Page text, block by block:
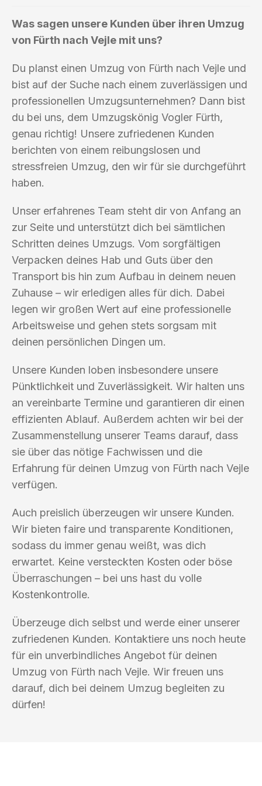
Was sagen unsere Kunden über ihren Umzug
von Fürth nach Vejle mit uns?
Du planst einen Umzug von Fürth nach Vejle und
bist auf der Suche nach einem zuverlässigen und
professionellen Umzugsunternehmen? Dann bist
du bei uns, dem Umzugskönig Vogler Fürth,
genau richtig! Unsere zufriedenen Kunden
berichten von einem reibungslosen und
stressfreien Umzug, den wir für sie durchgeführt
haben.
Unser erfahrenes Team steht dir von Anfang an
zur Seite und unterstützt dich bei sämtlichen
Schritten deines Umzugs. Vom sorgfältigen
Verpacken deines Hab und Guts über den
Transport bis hin zum Aufbau in deinem neuen
Zuhause – wir erledigen alles für dich. Dabei
legen wir großen Wert auf eine professionelle
Arbeitsweise und gehen stets sorgsam mit
deinen persönlichen Dingen um.
Unsere Kunden loben insbesondere unsere
Pünktlichkeit und Zuverlässigkeit. Wir halten uns
an vereinbarte Termine und garantieren dir einen
effizienten Ablauf. Außerdem achten wir bei der
Zusammenstellung unserer Teams darauf, dass
sie über das nötige Fachwissen und die
Erfahrung für deinen Umzug von Fürth nach Vejle
verfügen.
Auch preislich überzeugen wir unsere Kunden.
Wir bieten faire und transparente Konditionen,
sodass du immer genau weißt, was dich
erwartet. Keine versteckten Kosten oder böse
Überraschungen – bei uns hast du volle
Kostenkontrolle.
Überzeuge dich selbst und werde einer unserer
zufriedenen Kunden. Kontaktiere uns noch heute
für ein unverbindliches Angebot für deinen
Umzug von Fürth nach Vejle. Wir freuen uns
darauf, dich bei deinem Umzug begleiten zu
dürfen!